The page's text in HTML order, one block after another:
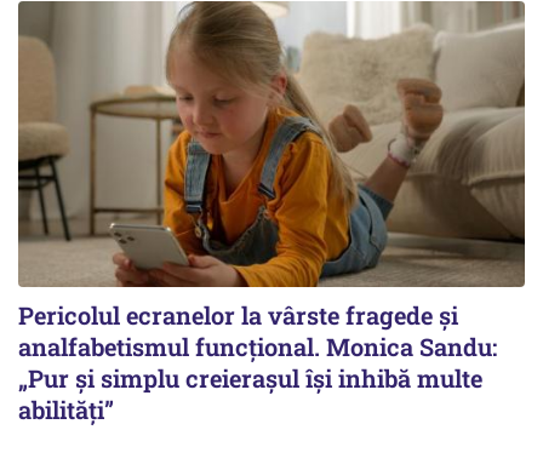
Pericolul ecranelor la vârste fragede și
analfabetismul funcțional. Monica Sandu:
„Pur și simplu creierașul își inhibă multe
abilități”